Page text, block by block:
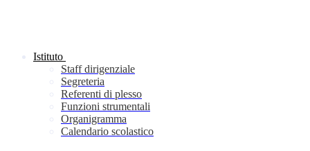
Istituto
Staff dirigenziale
Segreteria
Referenti di plesso
Funzioni strumentali
Organigramma
Calendario scolastico